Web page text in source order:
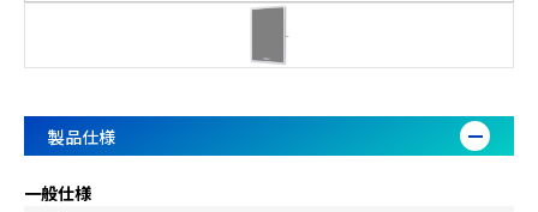
製品仕様
一般仕様